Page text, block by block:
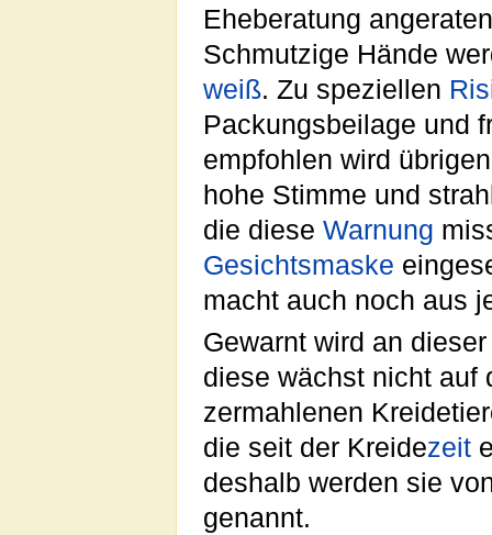
Eheberatung
Schmutzige Hände
weiß. Zu speziellen
Packungsbeilage und
empfohlen wird
hohe Stimme und
die diese Warnung
Gesichtsmaske
macht auch noch aus
Gewarnt wird an
diese wächst nicht auf
zermahlenen
die seit der Kreidezeit
deshalb werden sie
genannt.